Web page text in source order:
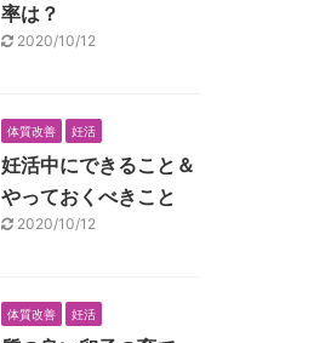
率は？
2020/10/12
体質改善 妊活
妊活中にできること＆
やっておくべきこと
2020/10/12
体質改善 妊活